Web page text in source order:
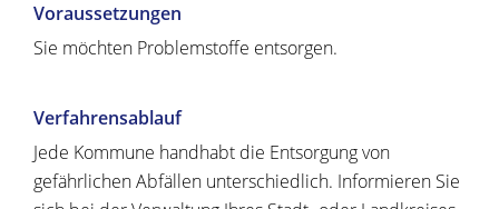
Voraussetzungen
Sie möchten Problemstoffe entsorgen.
Verfahrensablauf
Jede Kommune handhabt die Entsorgung von
gefährlichen Abfällen unterschiedlich. Informieren Sie